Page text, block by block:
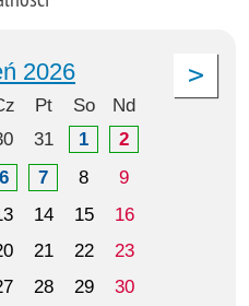
2026
Pt So
Nd
31 1
2
6 7 8
9
14 15
16
21 22
23
28 29
30